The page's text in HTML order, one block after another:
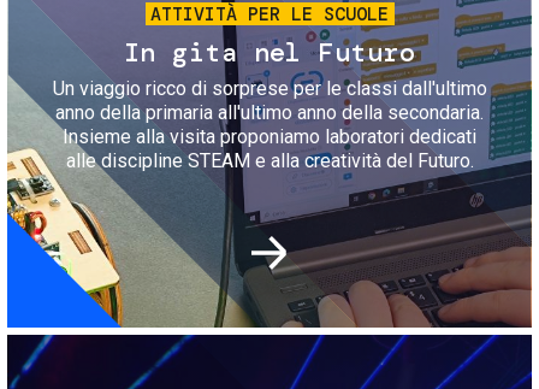
ATTIVITÀ PER LE SCUOLE
In gita nel Futuro
Un viaggio ricco di sorprese per le classi dall'ultimo
anno della primaria all'ultimo anno della secondaria.
Insieme alla visita proponiamo laboratori dedicati
alle discipline STEAM e alla creatività del Futuro.
Immagine